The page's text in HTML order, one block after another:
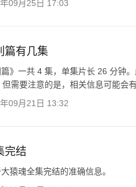
09月25日 17:03
篇有几集
篇》一共 4 集，单集片长 26 分钟
需要注意的是，相关信息可能会
09月21日 13:32
完结
猿魂全集完结的准确信息。